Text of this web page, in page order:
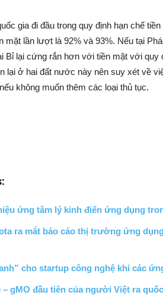
gia đi đầu trong quy định hạn chế
mặt lần lượt là 92% và 93%. Nếu tại
Bỉ lại cứng rắn hơn với tiền mặt với quy
lại ở hai đất nước này nên suy xét về
không muốn thêm các loại thủ tục.
ứng tâm lý kinh điển ứng dụng
ra mắt báo cáo thị trường ứng
cho startup công nghệ khi các
– gMO đầu tiên của người Việt ra